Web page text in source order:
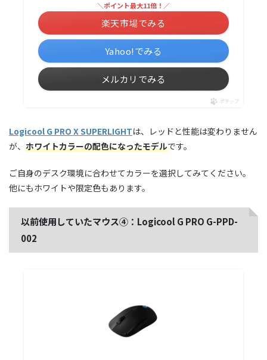
＼ポイント最大11倍！／
楽天市場でみる
Yahoo!でみる
メルカリでみる
ポチップ
Logicool G PRO X SUPERLIGHTは、レッドと性能は変わりません
が、 ホワイトカラーの配色になったモデルです。
ご自身のデスク環境に合わせてカラーを選択してみてください。
他にもホワイトや限定色もあります。
以前使用していたマウス④：Logicool G PRO G-PPD-
002